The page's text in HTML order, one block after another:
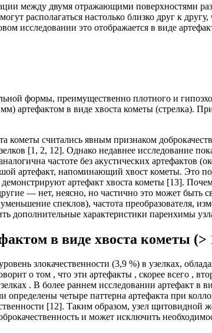
между двумя отражающими поверхностями
располагаться настолько близко друг к
исследовании это отображается в виде
формы, преимущественно плотного и
артефактом в виде хвоста кометы (стрелка).
кометы считались явным признаком
[1, 2, 12]. Однако недавнее исследование
частоте без акустических артефактов
артефакт, напоминающий хвост кометы. Это
артефакт хвоста кометы [13].
— нет, неясно, но частично это может быть
спеклов), частота преобразователя,
дополнительные характеристики паренхимы
в виде хвоста кометы
злокачественности (3,9 %) в узелках,
о том , что эти артефакты , скорее всего ,
. В более раннем исследовании артефакт в
четыре паттерна артефакта при
[12]. Таким образом, узел
и может исключить